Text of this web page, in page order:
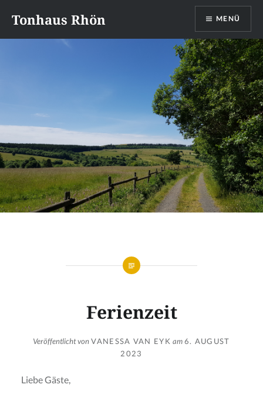
zum
Inhalt
Tonhaus Rhön MENÜ
Ferienzeit
Veröffentlicht vonVANESSA VAN EYK am6. AUGUST
2023
Liebe Gäste,